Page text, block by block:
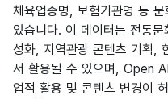
체육업종명, 보험기관명 등
있습니다. 이 데이터는 전통
성화, 지역관광 콘텐츠 기획,
서 활용될 수 있으며, Open
업적 활용 및 콘텐츠 변경이